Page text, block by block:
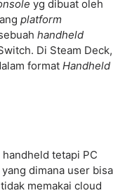
yg dibuat oleh
platform
handheld
Di Steam Deck,
formatHandheld
tetapi PC
dimana user bisa
memakai cloud